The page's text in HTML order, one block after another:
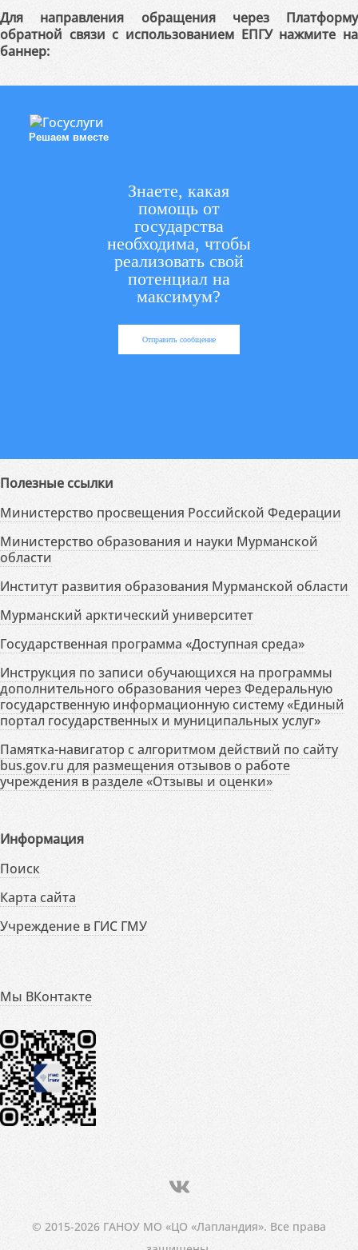
Для направления обращения через Платформу
обратной связи с использованием ЕПГУ нажмите на
баннер:
Решаем вместе
Знаете, какая
помощь от
государства
необходима, чтобы
реализовать свой
потенциал на
максимум?
Отправить сообщение
Полезные ссылки
Министерство просвещения Российской Федерации
Министерство образования и науки Мурманской
области
Институт развития образования Мурманской области
Мурманский арктический университет
Государственная программа «Доступная среда»
Инструкция по записи обучающихся на программы
дополнительного образования через Федеральную
государственную информационную систему «Единый
портал государственных и муниципальных услуг»
Памятка-навигатор с алгоритмом действий по сайту
bus.gov.ru для размещения отзывов о работе
учреждения в разделе «Отзывы и оценки»
Информация
Поиск
Карта сайта
Учреждение в ГИС ГМУ
Мы ВКонтакте
© 2015-2026 ГАНОУ МО «ЦО «Лапландия». Все права